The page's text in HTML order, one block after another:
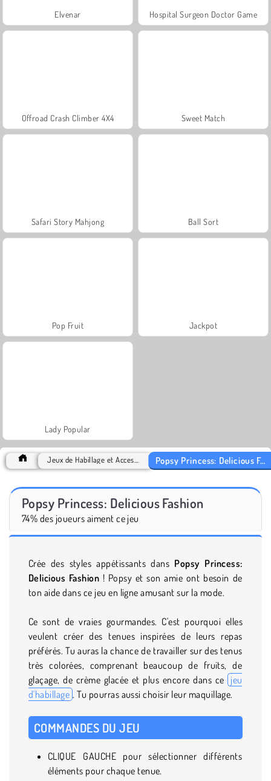
Elvenar Hospital Surgeon Doctor Game
Offroad Crash Climber 4X4 Sweet Match
Safari Story Mahjong Ball Sort
Pop Fruit Jackpot
Lady Popular
Popsy Princess: Delicious Fashion
Popsy Princess: Delicious Fashion
74% des joueurs aiment ce jeu
Crée des styles appétissants dans Popsy Princess:
Delicious Fashion ! Popsy et son amie ont besoin de
ton aide dans ce jeu en ligne amusant sur la mode.
Ce sont de vraies gourmandes. C'est pourquoi elles
veulent créer des tenues inspirées de leurs repas
préférés. Tu auras la chance de travailler sur des tenus
très colorées, comprenant beaucoup de fruits, de
glaçage, de crème glacée et plus encore dans ce jeu
d'habillage . Tu pourras aussi choisir leur maquillage.
COMMANDES DU JEU
CLIQUE GAUCHE pour sélectionner différents
éléments pour chaque tenue.